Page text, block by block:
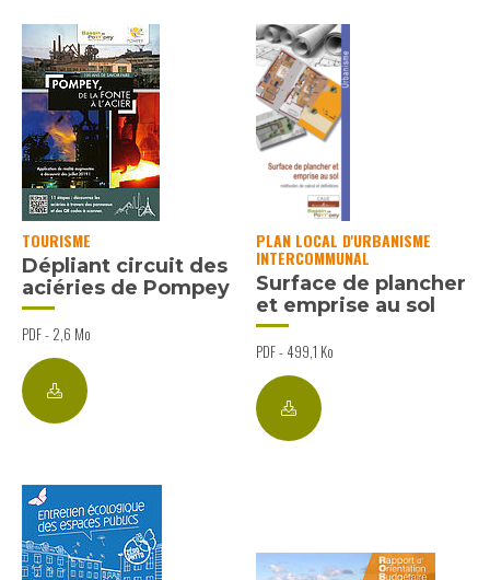
TOURISME
Dépliant circuit des
aciéries de Pompey
PDF - 2,6 Mo
PLAN LOCAL D'URBANISME
INTERCOMMUNAL
Surface de plancher
et emprise au sol
PDF - 499,1 Ko